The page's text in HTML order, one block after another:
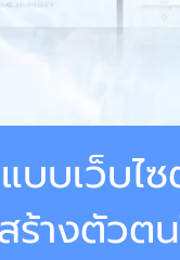
บบเว็บไ
ร้างตัวต